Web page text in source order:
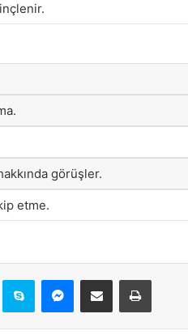
görüşler.
etme.
Skype Messenger
E-Posta ile paylaş Yazdır